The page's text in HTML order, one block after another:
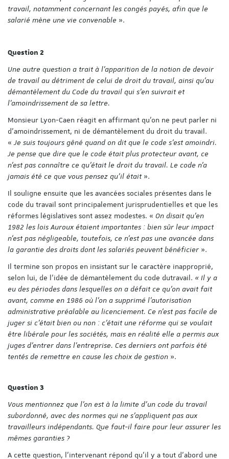
travail, notamment concernant les congés payés, afin que le
salarié mène une vie convenable ».
Question 2
Une autre question a trait à l’apparition de la notion de devoir
de travail au détriment de celui de droit du travail, ainsi qu’au
démantèlement du Code du travail qui s’en suivrait et
l’amoindrissement de sa lettre.
Monsieur Lyon-Caen réagit en affirmant qu’on ne peut parler ni
d’amoindrissement, ni de démantèlement du droit du travail.
«Je suis toujours gêné quand on dit que le code s’est amoindri.
Je pense que dire que le code était plus protecteur avant, ce
n’est pas connaître ce qu’était le droit du travail. Le code n’a
jamais été ce que vous pensez qu’il était ».
Il souligne ensuite que les avancées sociales présentes dans le
code du travail sont principalement jurisprudentielles et que les
réformes législatives sont assez modestes. « On disait qu’en
1982 les lois Auroux étaient importantes : bien sûr leur impact
n’est pas négligeable, toutefois, ce n’est pas une avancée dans
la garantie des droits dont les salariés peuvent bénéficier ».
Il termine son propos en insistant sur le caractère inapproprié,
selon lui, de l’idée de démantèlement du code dutravail. « Il y a
eu des périodes dans lesquelles on a défait ce qu’on avait fait
avant, comme en 1986 où l’on a supprimé l’autorisation
administrative préalable au licenciement. Ce n’est pas facile de
juger si c’était bien ou non : c’était une réforme qui se voulait
être libérale pour les sociétés, mais en réalité elle a permis aux
juges d’entrer dans l’entreprise. Ces derniers ont parfois été
tentés de remettre en cause les choix de gestion ».
Question 3
Vous mentionnez que l’on est à la limite d’un code du travail
subordonné, avec des normes qui ne s’appliquent pas aux
travailleurs indépendants. Que faut-il faire pour leur assurer les
mêmes garanties ?
A cette question, l’intervenant répond qu’il y a tout d’abord une